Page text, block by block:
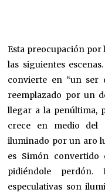
Esta preocupación por
las siguientes
convierte en “un ser
reemplazado por un
llegar a la penúltima,
crece en medio del
iluminado por un aro
es Simón
pidiéndole perdón.
especulativas son